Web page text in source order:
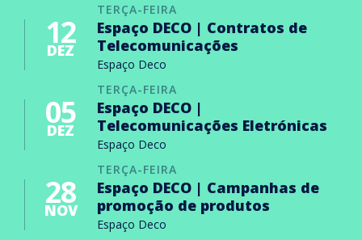
TERÇA-FEIRA
12
DEZ
Espaço DECO | Contratos de
Telecomunicações
Espaço Deco
TERÇA-FEIRA
05
DEZ
Espaço DECO |
Telecomunicações Eletrónicas
Espaço Deco
TERÇA-FEIRA
28
NOV
Espaço DECO | Campanhas de
promoção de produtos
Espaço Deco